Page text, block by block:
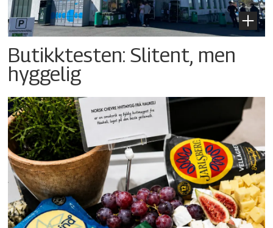
Butikktesten: Slitent, men
hyggelig